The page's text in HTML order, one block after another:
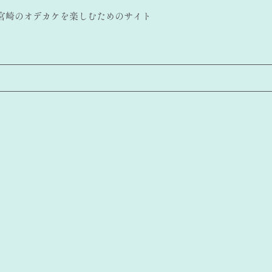
崎のオデカケを楽しむためのサイト